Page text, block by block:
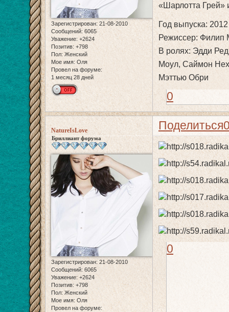
Зарегистрирован: 21-08-2010
Сообщений: 6065
Уважение: +2624
Позитив: +798
Пол: Женский
Мое имя: Оля
Провел на форуме:
1 месяц 28 дней
«Шарлотта Грей»
Год выпуска: 2012
Режиссер: Филип
В ролях: Эдди
Моул, Саймон
Мэттью Обри
0
Поделиться
NatureIsLove
Бриллиант форума
Зарегистрирован: 21-08-2010
Сообщений: 6065
Уважение: +2624
Позитив: +798
Пол: Женский
Мое имя: Оля
Провел на форуме:
0